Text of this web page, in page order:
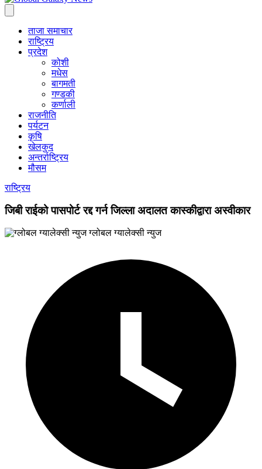
ताजा समाचार
राष्ट्रिय
प्रदेश
कोशी
मधेस
बागमती
गण्डकी
कर्णाली
राजनीति
पर्यटन
कृषि
खेलकुद
अन्तर्राष्ट्रिय
मौसम
राष्ट्रिय
जिबी राईको पासपोर्ट रद्द गर्न जिल्ला अदालत कास्कीद्वारा अस्वीकार
ग्लोबल ग्यालेक्सी न्युज